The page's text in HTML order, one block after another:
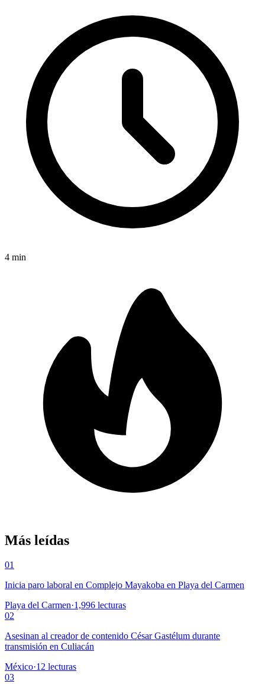
4 min
Más leídas
01
Inicia paro laboral en Complejo Mayakoba en Playa del Carmen
Playa del Carmen·1,996 lecturas
02
Asesinan al creador de contenido César Gastélum durante
transmisión en Culiacán
México·12 lecturas
03